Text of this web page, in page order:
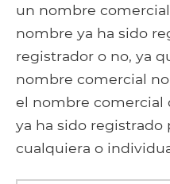
un nombre
nombre ya ha sido
registrador o no, ya
nombre comercial
el nombre comercial
ya ha sido registrado
cualquiera o